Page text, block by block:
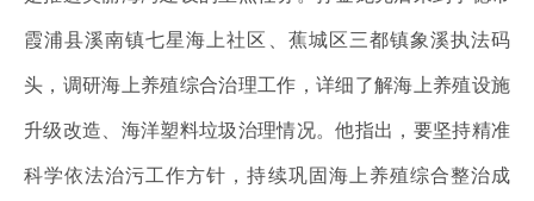
霞浦县溪南镇七星海上社区、蕉城区三都镇象溪执法码
头，调研海上养殖综合治理工作，详细了解海上养殖设施
升级改造、海洋塑料垃圾治理情况。他指出，要坚持精准
科学依法治污工作方针，持续巩固海上养殖综合整治成